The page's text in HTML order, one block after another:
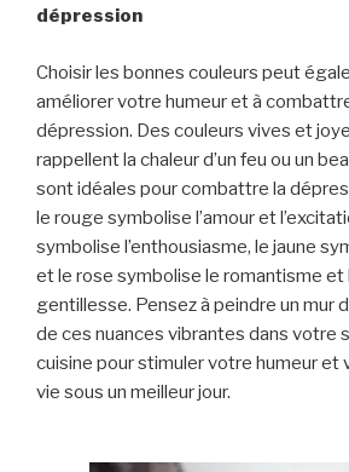
dépression
Choisir les bonnes couleurs peut
améliorer votre humeur et à
dépression. Des couleurs vives et
rappellent la chaleur d’un feu ou un
sont idéales pour combattre la
le rouge symbolise l’amour et
symbolise l’enthousiasme, le jaune
et le rose symbolise le romantisme et
gentillesse. Pensez à peindre un mur
de ces nuances vibrantes dans votre
cuisine pour stimuler votre humeur et
vie sous un meilleur jour.